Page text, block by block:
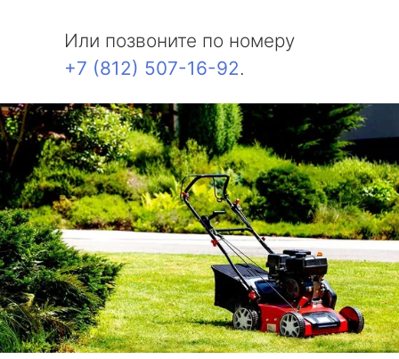
Или позвоните по номеру
+7 (812) 507-16-92.